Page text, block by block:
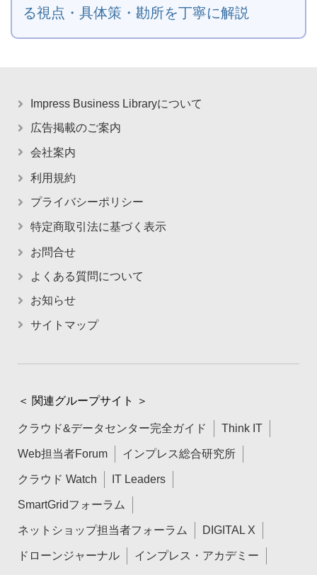
る視点・具体策・勘所を丁寧に解説
Impress Business Libraryについて
広告掲載のご案内
会社案内
利用規約
プライバシーポリシー
特定商取引法に基づく表示
お問合せ
よくある質問について
お知らせ
サイトマップ
＜ 関連グループサイト ＞
クラウド&データセンター完全ガイド Think IT
Web担当者Forum インプレス総合研究所
クラウド Watch IT Leaders
SmartGridフォーラム
ネットショップ担当者フォーラム DIGITAL X
ドローンジャーナル インプレス・アカデミー